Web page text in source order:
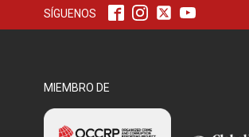
SÍGUENOS
MIEMBRO DE